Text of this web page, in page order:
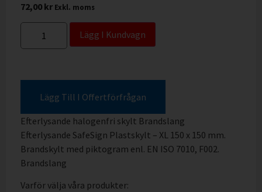
72,00 kr Exkl. moms
Lägg I Kundvagn
Lägg Till I Offertförfrågan
Efterlysande halogenfri skylt Brandslang
Efterlysande SafeSign Plastskylt – XL 150 x 150 mm.
Brandskylt med piktogram enl. EN ISO 7010, F002.
Brandslang
Varför välja våra produkter: